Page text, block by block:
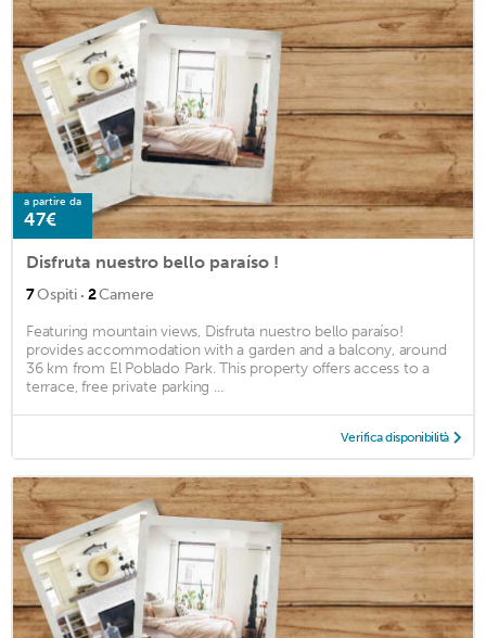
a partire da
47€
Disfruta nuestro bello paraíso !
7Ospiti · 2Camere
Featuring mountain views, Disfruta nuestro bello paraíso!
provides accommodation with a garden and a balcony, around
36 km from El Poblado Park. This property offers access to a
terrace, free private parking ...
Verifica disponibilità